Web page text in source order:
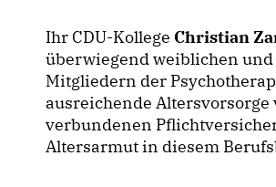
Ihr CDU-Kollege Christian
überwiegend weiblichen
Mitgliedern der
ausreichende
verbundenen
Altersarmut in diesem